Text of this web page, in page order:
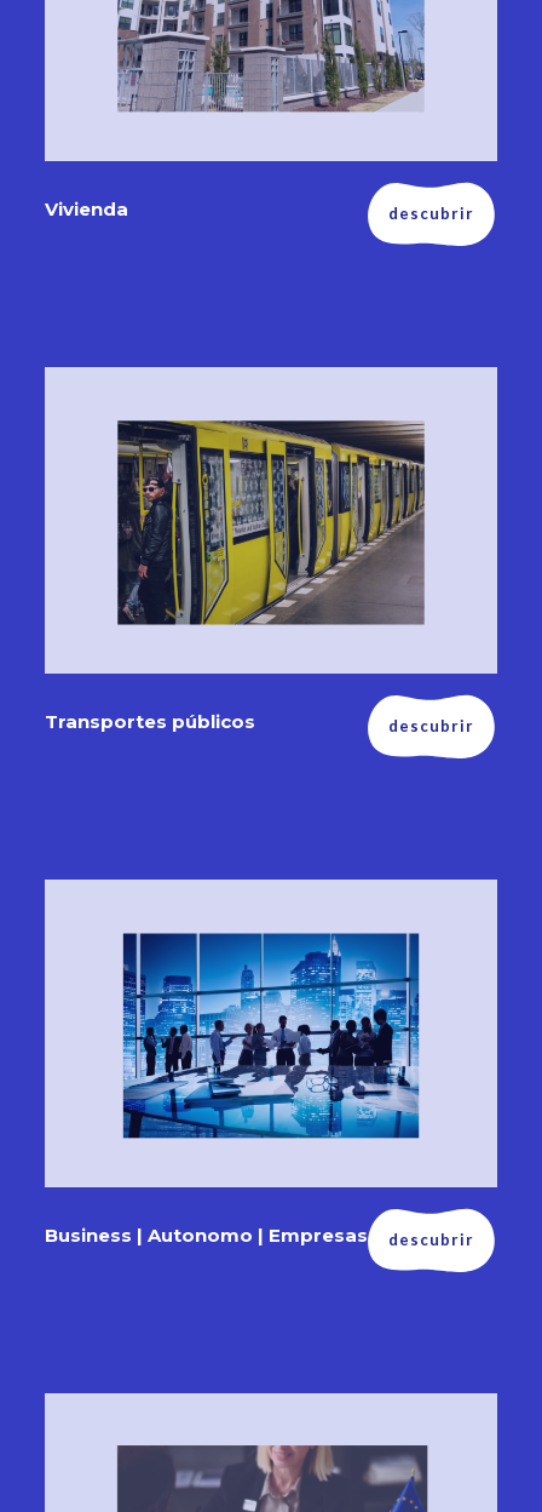
Vivienda descubrir
Transportes públicos descubrir
Business | Autonomo | Empresas descubrir